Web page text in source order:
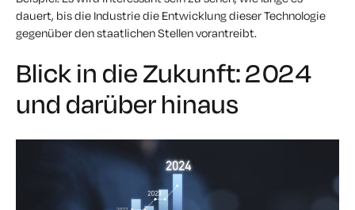
dauert, bis die Industrie die Entwicklung dieser Technologie
gegenüber den staatlichen Stellen vorantreibt.
Blick in die Zukunft: 2024
und darüber hinaus